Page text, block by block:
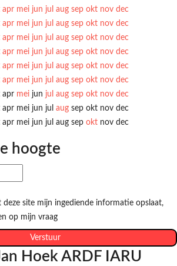
apr mei jun jul aug sep okt nov dec
apr mei jun jul aug sep okt nov dec
apr mei jun jul aug sep okt nov dec
apr mei jun jul aug sep okt nov dec
apr mei jun jul aug sep okt nov dec
apr mei jun jul aug sep okt nov dec
apr mei jun jul aug sep okt nov dec
apr mei jun jul aug sep okt nov dec
apr mei jun jul aug sep okt nov dec
hoogte
deze site mijn ingediende informatie opslaat,
op mijn vraag
Verstuur
Hoek ARDF IARU